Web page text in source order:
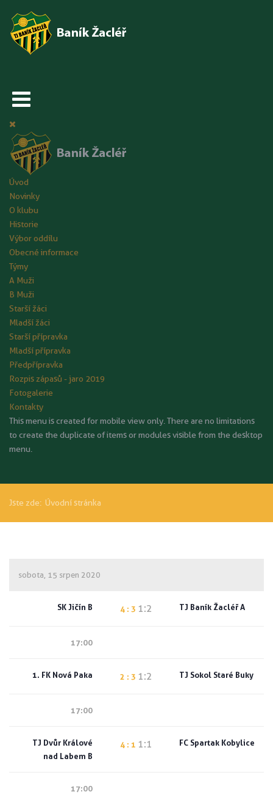
Úvod
Novinky
O klubu
Historie
Výbor oddílu
Obecné informace
Týmy
A Muži
B Muži
Starší žáci
Mladší žáci
Starší přípravka
Mladší přípravka
Předpřípravka
Rozpis zápasů - jaro 2019
Fotogalerie
Kontakty
This menu is created for mobile view only. There are no limitations
to create the duplicate of items or modules visible from the desktop
menu.
Jste zde: Úvodní stránka
sobota, 15 srpen 2020
SK Jičín B 4 : 3 1:2 TJ Baník Žacléř A
17:00
1. FK Nová Paka 2 : 3 1:2 TJ Sokol Staré Buky
17:00
TJ Dvůr Králové
nad Labem B
4 : 1 1:1 FC Spartak Kobylice
17:00